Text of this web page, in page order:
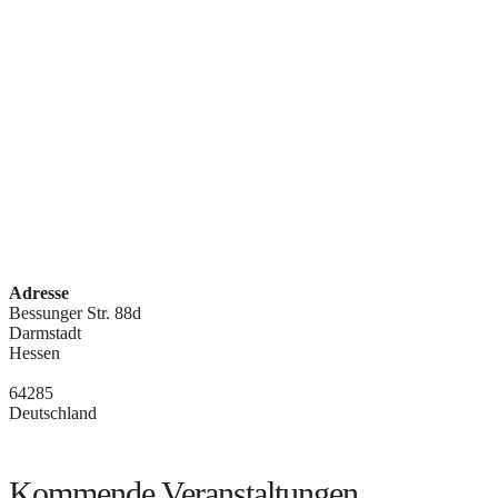
Adresse
Bessunger Str. 88d
Darmstadt
Hessen
64285
Deutschland